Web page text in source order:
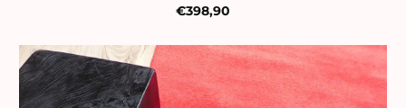
€398,90